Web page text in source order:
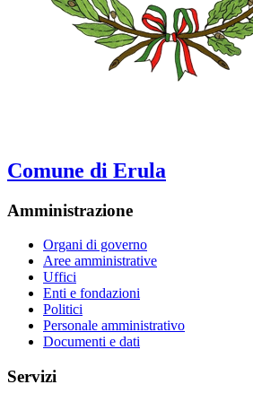
Comune di Erula
Amministrazione
Organi di governo
Aree amministrative
Uffici
Enti e fondazioni
Politici
Personale amministrativo
Documenti e dati
Servizi